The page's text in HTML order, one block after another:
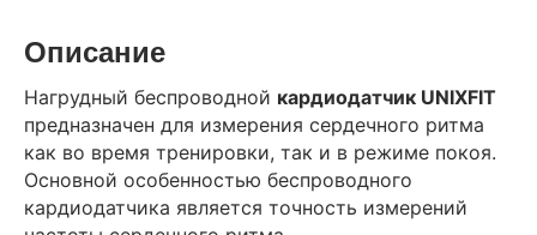
Описание
Нагрудный беспроводной кардиодатчик UNIXFIT
предназначен для измерения сердечного ритма
как во время тренировки, так и в режиме покоя.
Основной особенностью беспроводного
кардиодатчика является точность измерений